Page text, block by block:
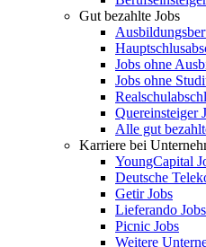
Gut bezahlte Jobs
Jobs ohne
Jobs ohne
Quereinsteiger
Alle gut
Karriere bei
YoungCapital
Deutsche
Getir Jobs
Lieferando Jobs
Picnic Jobs
Weitere